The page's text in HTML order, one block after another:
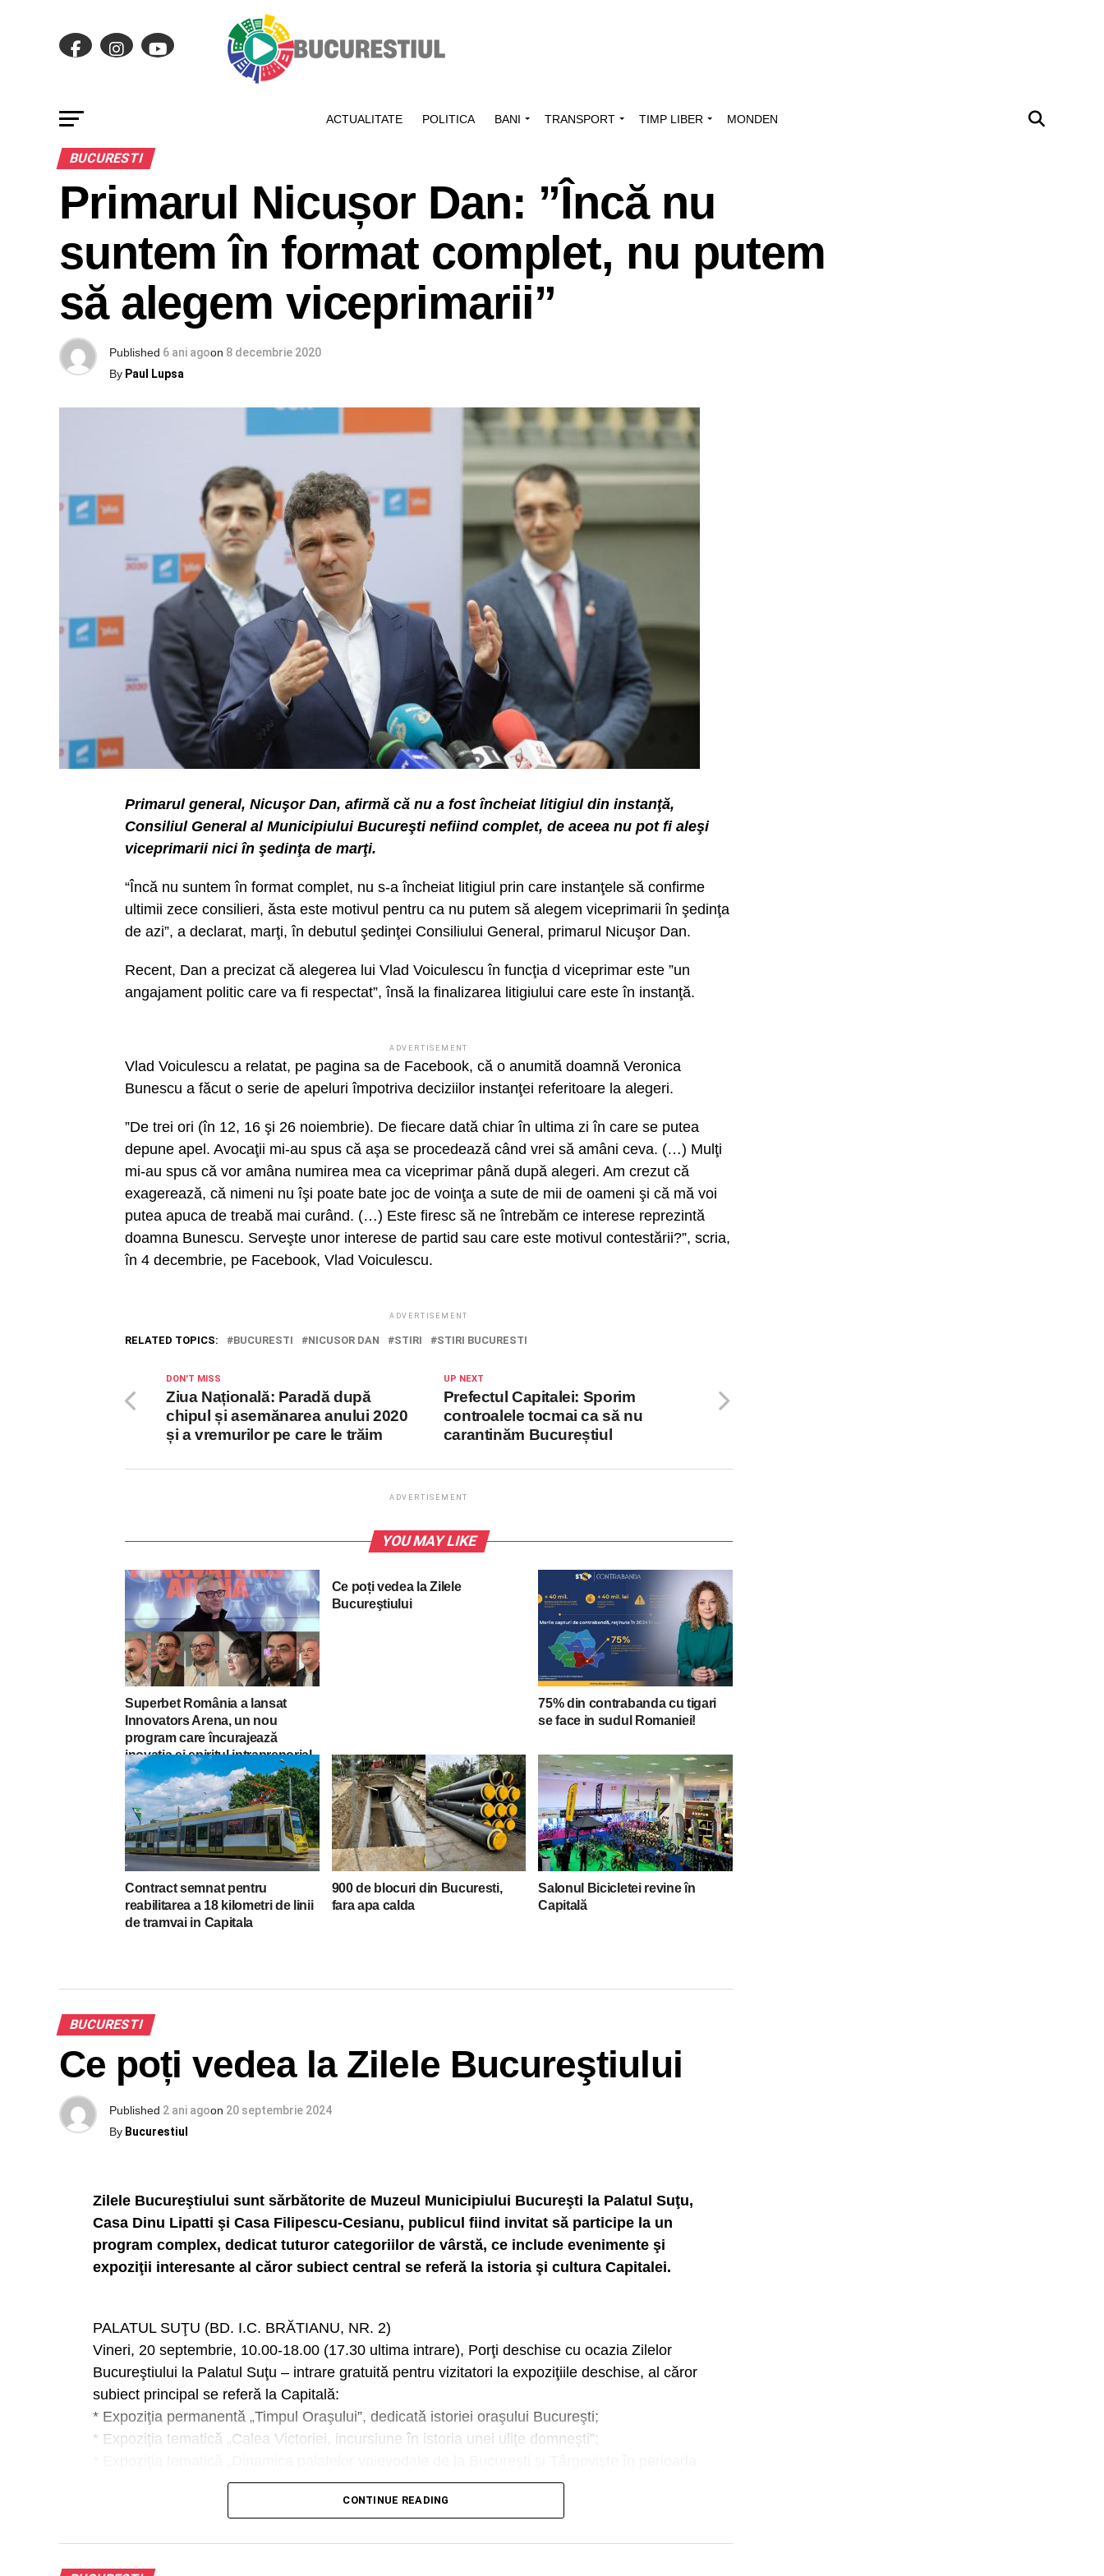
ACTUALITATE POLITICA BANI TRANSPORT TIMP LIBER MONDEN
BUCURESTI
Primarul Nicușor Dan: ”Încă nu
suntem în format complet, nu putem
să alegem viceprimarii”
Published 6 ani agoon 8 decembrie 2020
By Paul Lupsa
Primarul general, Nicuşor Dan, afirmă că nu a fost încheiat litigiul din instanţă,
Consiliul General al Municipiului Bucureşti nefiind complet, de aceea nu pot fi aleşi
viceprimarii nici în şedinţa de marţi.
“Încă nu suntem în format complet, nu s-a încheiat litigiul prin care instanţele să confirme
ultimii zece consilieri, ăsta este motivul pentru ca nu putem să alegem viceprimarii în şedinţa
de azi”, a declarat, marţi, în debutul şedinţei Consiliului General, primarul Nicuşor Dan.
Recent, Dan a precizat că alegerea lui Vlad Voiculescu în funcţia d viceprimar este ”un
angajament politic care va fi respectat”, însă la finalizarea litigiului care este în instanţă.
ADVERTISEMENT
Vlad Voiculescu a relatat, pe pagina sa de Facebook, că o anumită doamnă Veronica
Bunescu a făcut o serie de apeluri împotriva deciziilor instanţei referitoare la alegeri.
”De trei ori (în 12, 16 şi 26 noiembrie). De fiecare dată chiar în ultima zi în care se putea
depune apel. Avocaţii mi-au spus că aşa se procedează când vrei să amâni ceva. (…) Mulţi
mi-au spus că vor amâna numirea mea ca viceprimar până după alegeri. Am crezut că
exagerează, că nimeni nu îşi poate bate joc de voinţa a sute de mii de oameni şi că mă voi
putea apuca de treabă mai curând. (…) Este firesc să ne întrebăm ce interese reprezintă
doamna Bunescu. Serveşte unor interese de partid sau care este motivul contestării?”, scria,
în 4 decembrie, pe Facebook, Vlad Voiculescu.
ADVERTISEMENT
RELATED TOPICS: BUCURESTI NICUSOR DAN STIRI STIRI BUCURESTI
UP NEXT
Prefectul Capitalei: Sporim
controalele tocmai ca să nu
carantinăm Bucureștiul
DON'T MISS
Ziua Națională: Paradă după
chipul și asemănarea anului 2020
și a vremurilor pe care le trăim
ADVERTISEMENT
YOU MAY LIKE
Superbet România a lansat
Innovators Arena, un nou
program care încurajează
inovația și spiritul intraprenorial
Ce poți vedea la Zilele
Bucureştiului
75% din contrabanda cu tigari
se face in sudul Romaniei!
Contract semnat pentru
reabilitarea a 18 kilometri de linii
de tramvai in Capitala
900 de blocuri din Bucuresti,
fara apa calda
Salonul Bicicletei revine în
Capitală
BUCURESTI
Ce poți vedea la Zilele Bucureştiului
Published 2 ani agoon 20 septembrie 2024
By Bucurestiul
Zilele Bucureştiului sunt sărbătorite de Muzeul Municipiului Bucureşti la Palatul Suţu,
Casa Dinu Lipatti şi Casa Filipescu-Cesianu, publicul fiind invitat să participe la un
program complex, dedicat tuturor categoriilor de vârstă, ce include evenimente şi
expoziţii interesante al căror subiect central se referă la istoria şi cultura Capitalei.
PALATUL SUŢU (BD. I.C. BRĂTIANU, NR. 2)
Vineri, 20 septembrie, 10.00-18.00 (17.30 ultima intrare), Porţi deschise cu ocazia Zilelor
Bucureştiului la Palatul Suţu – intrare gratuită pentru vizitatori la expoziţiile deschise, al căror
subiect principal se referă la Capitală:
* Expoziţia permanentă „Timpul Oraşului”, dedicată istoriei oraşului Bucureşti;
* Expoziţia tematică „Calea Victoriei, incursiune în istoria unei uliţe domneşti”;
* Expoziţia tematică „Arheologie digitală: Trecutul medieval al Bucureştiului dintr-o
Bucureştiului de altădată prin prisma fotografiilor realizate de Şerban Lăcriţeanu în anii ’70.
CONTINUE READING